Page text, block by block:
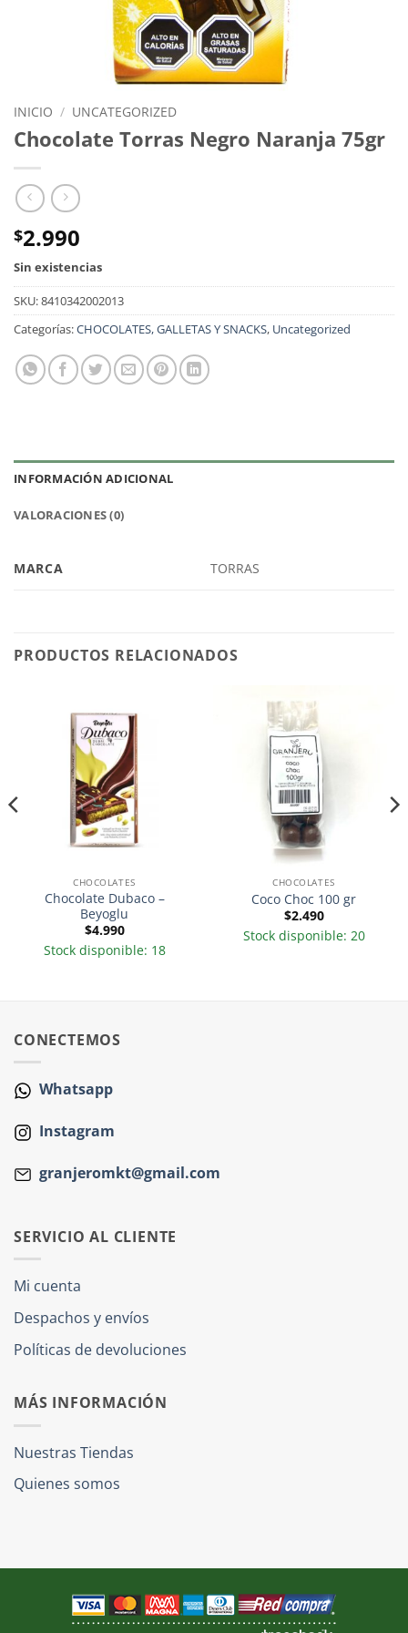
INICIO / UNCATEGORIZED
Chocolate Torras Negro Naranja 75gr
$2.990
Sin existencias
SKU:8410342002013
Categorías:CHOCOLATES, GALLETAS Y SNACKS, Uncategorized
INFORMACIÓN ADICIONAL
VALORACIONES (0)
MARCA TORRAS
PRODUCTOS RELACIONADOS
CHOCOLATES
Chocolate Dubaco –
Beyoglu
$4.990
Stock disponible: 18
CHOCOLATES
Coco Choc 100 gr
$2.490
Stock disponible: 20
CONECTEMOS
Whatsapp
Instagram
granjeromkt@gmail.com
SERVICIO AL CLIENTE
Mi cuenta
Despachos y envíos
Políticas de devoluciones
MÁS INFORMACIÓN
Nuestras Tiendas
Quienes somos